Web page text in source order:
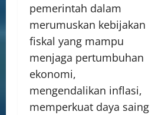
pemerintah dalam
merumuskan kebijakan
fiskal yang mampu
menjaga pertumbuhan
ekonomi,
mengendalikan inflasi,
memperkuat daya saing